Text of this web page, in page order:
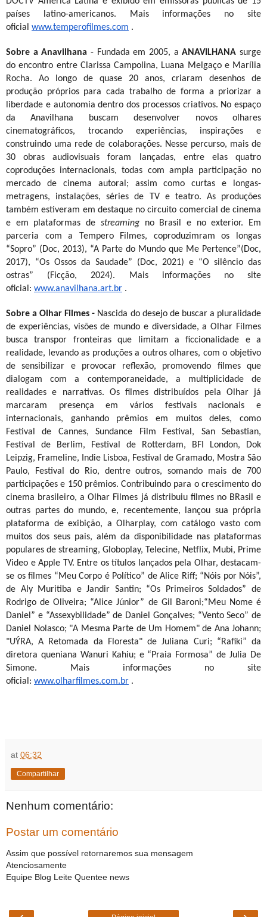
países latino-americanos. Mais informações no site
oficial www.temperofilmes.com .
Sobre a Anavilhana - Fundada em 2005, aANAVILHANA surge
do encontro entre Clarissa Campolina, Luana Melgaço e Marília
Rocha. Ao longo de quase 20 anos, criaram desenhos de
produção próprios para cada trabalho de forma a priorizar a
liberdade e autonomia dentro dos processos criativos. No espaço
da Anavilhana buscam desenvolver novos olhares
cinematográficos, trocando experiências, inspirações e
construindo uma rede de colaborações. Nesse percurso, mais de
30 obras audiovisuais foram lançadas, entre elas quatro
coproduções internacionais, todas com ampla participação no
mercado de cinema autoral; assim como curtas e longas-
metragens, instalações, séries de TV e teatro. As produções
também estiveram em destaque no circuito comercial de cinema
e em plataformas de streaming no Brasil e no exterior. Em
parceria com a Tempero Filmes, coproduzimram os longas
“Sopro” (Doc, 2013), “A Parte do Mundo que Me Pertence”(Doc,
2017), “Os Ossos da Saudade” (Doc, 2021) e “O silêncio das
ostras” (Ficção, 2024). Mais informações no site
oficial: www.anavilhana.art.br .
Sobre a Olhar Filmes - Nascida do desejo de buscar a pluralidade
de experiências, visões de mundo e diversidade, a Olhar Filmes
busca transpor fronteiras que limitam a ficcionalidade e a
realidade, levando as produções a outros olhares, com o objetivo
de sensibilizar e provocar reflexão, promovendo filmes que
dialogam com a contemporaneidade, a multiplicidade de
realidades e narrativas. Os filmes distribuídos pela Olhar já
marcaram presença em vários festivais nacionais e
internacionais, ganhando prêmios em muitos deles, como
Festival de Cannes, Sundance Film Festival, San Sebastian,
Festival de Berlim, Festival de Rotterdam, BFI London, Dok
Leipzig, Frameline, Indie Lisboa, Festival de Gramado, Mostra São
Paulo, Festival do Rio, dentre outros, somando mais de 700
participações e 150 prêmios. Contribuindo para o crescimento do
cinema brasileiro, a Olhar Filmes já distribuiu filmes no BRasil e
outras partes do mundo, e, recentemente, lançou sua própria
plataforma de exibição, a Olharplay, com catálogo vasto com
muitos dos seus pais, além da disponibilidade nas plataformas
populares de streaming, Globoplay, Telecine, Netflix, Mubi, Prime
Video e Apple TV. Entre os títulos lançados pela Olhar, destacam-
se os filmes “Meu Corpo é Político” de Alice Riff; “Nóis por Nóis”,
de Aly Muritiba e Jandir Santin; “Os Primeiros Soldados” de
Rodrigo de Oliveira; “Alice Júnior” de Gil Baroni;“Meu Nome é
Daniel” e “Assexybilidade” de Daniel Gonçalves; “Vento Seco” de
Daniel Nolasco; "A Mesma Parte de Um Homem" de Ana Johann;
"UÝRA, A Retomada da Floresta" de Juliana Curi; “Rafiki” da
diretora queniana Wanuri Kahiu; e “Praia Formosa” de Julia De
Simone. Mais informações no site
oficial: www.olharfilmes.com.br .
at 06:32
Compartilhar
Nenhum comentário:
Postar um comentário
Assim que possível retornaremos sua mensagem
Atenciosamente
Equipe Blog Leite Quentee news